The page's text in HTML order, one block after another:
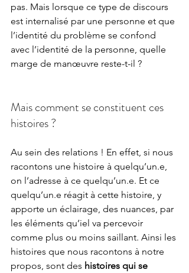
pas. Mais lorsque ce type de discours
est internalisé par une personne et que
l’identité du problème se confond
avec l’identité de la personne, quelle
marge de manœuvre reste-t-il ?
Mais comment se constituent ces
histoires ?
Au sein des relations ! En effet, si nous
racontons une histoire à quelqu’un.e,
on l’adresse à ce quelqu’un.e. Et ce
quelqu’un.e réagit à cette histoire, y
apporte un éclairage, des nuances, par
les éléments qu’iel va percevoir
comme plus ou moins saillant. Ainsi les
histoires que nous racontons à notre
propos, sont des histoires qui se